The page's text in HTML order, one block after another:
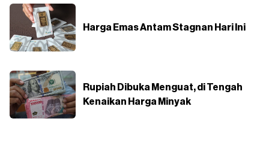
Harga Emas Antam Stagnan Hari Ini
Rupiah Dibuka Menguat, di Tengah
Kenaikan Harga Minyak